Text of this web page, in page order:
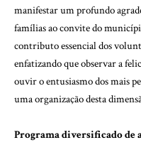
manifestar um profundo
famílias ao convite do
contributo essencial dos
enfatizando que observar a
ouvir o entusiasmo dos mais
uma organização desta
Programa diversificado de